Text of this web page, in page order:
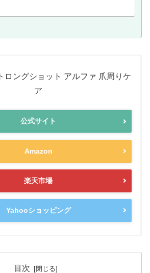
ロングショット アルファ 爪周りケ
ア
公式サイト
Amazon
楽天市場
Yahooショッピング
目次